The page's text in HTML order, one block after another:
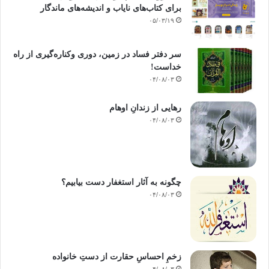
بی توجه اند، کم نیستند و بر ماست که خطر این مسأله را به دقت مورد توجه
قرار دهیم.
عدم جدیت ناشی از چیست؟
خواننده ی گرامی! جوانی که تمام سال را به بازی و سرگرمی های بیهوده
مشغول می شود و هنگام امتحان تقلب و نیرنگ را به کار می گیرد، فردی جدی و
فعال محسوب نمی شود و چنین شیوه ای نهایت تنبلی و سستی و ضعف به شمار
می رود؛ وقتی هم که به او بگویی چرا این چنین می کنی؟ در جواب می گوید:
بیش از نیمی از فارغ التحصیلان دانشگاه ها در پیاده روها بیکار و سرگردان
هستند!
معلمان و مدرسانی هم که در سطوح مختلف با کمک به دانش آموزان، آنان را
می فریبند، نقشی بسیار مؤثر در تسریع این انحطاط و سقوط دارند؛ چرا که با
این کار نسلی تنبل، بی قید و سست عنصر را می پرورانند.
مسئولان هم خود در نوشتن تقلب و درآوردن آن به سر جلسه ی امتحان به
فرزندانشان کمک می کنند و می پرسند: آیا این امت به پیروزی و سربلندی
برای کتاب‌های نایاب و اندیشه‌های ماندگار
۰۵/۰۳/۱۹
سر دفتر فساد در زمین‌، دوری وکناره‌گیری از راه
خداست‌!
۰۴/۰۸/۰۳
رهایی از زندانِ اوهام
۰۴/۰۸/۰۳
چگونه به آثار استغفار دست بیابیم؟
۰۴/۰۸/۰۳
زخمِ احساسِ حقارت از دستِ خانواده